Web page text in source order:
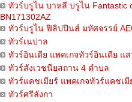
ทัวร์บรูไน บาหลี บรูไน Fantastic
BN171302AZ
ทัวร์บรูไน ฟิลิปปินส์ มหัศจรรย์
ทัวร์เนปาล
ทัวร์อินเดีย แพคเกจทัวร์อินเดีย แ
ทัวร์สังเวชนียสถาน 4 ตำบล
ทัวร์แคชเมียร์ แพคเกจทัวร์แคชเมี
ทัวร์ศรีลังกา